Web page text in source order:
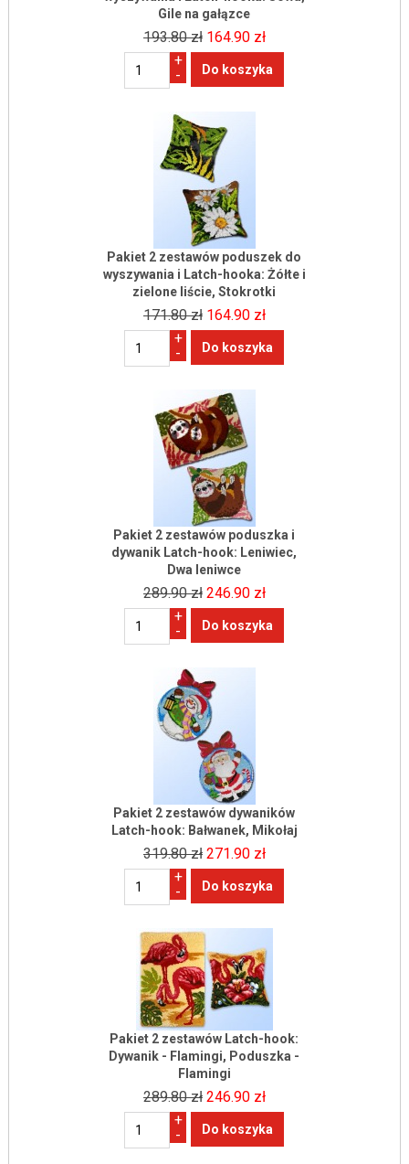
Gile na gałązce
193.80 zł 164.90 zł
+
-
Pakiet 2 zestawów poduszek do
wyszywania i Latch-hooka: Żółte i
zielone liście, Stokrotki
171.80 zł 164.90 zł
+
-
Pakiet 2 zestawów poduszka i
dywanik Latch-hook: Leniwiec,
Dwa leniwce
289.90 zł 246.90 zł
+
-
Pakiet 2 zestawów dywaników
Latch-hook: Bałwanek, Mikołaj
319.80 zł 271.90 zł
+
-
Pakiet 2 zestawów Latch-hook:
Dywanik - Flamingi, Poduszka -
Flamingi
289.80 zł 246.90 zł
+
-